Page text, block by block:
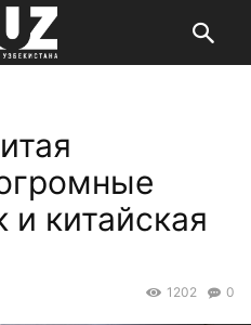
китайская
0
1202